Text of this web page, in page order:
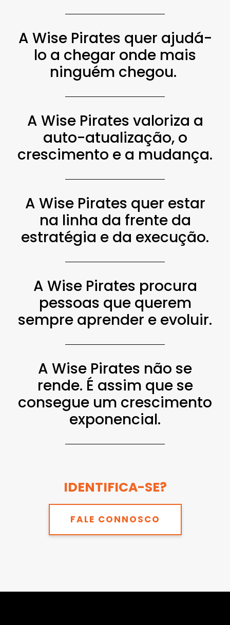
A Wise Pirates quer ajudá-
lo a chegar onde mais
ninguém chegou.
A Wise Pirates valoriza a
auto-atualização, o
crescimento e a mudança.
A Wise Pirates quer estar
na linha da frente da
estratégia e da execução.
A Wise Pirates procura
pessoas que querem
sempre aprender e evoluir.
A Wise Pirates não se
rende. É assim que se
consegue um crescimento
exponencial.
IDENTIFICA-SE?
FALE CONNOSCO